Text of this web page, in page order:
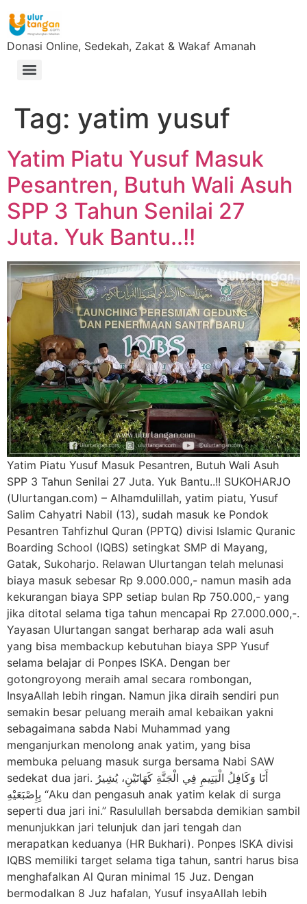
Donasi Online, Sedekah, Zakat & Wakaf Amanah
Tag: yatim yusuf
Yatim Piatu Yusuf Masuk
Pesantren, Butuh Wali Asuh
SPP 3 Tahun Senilai 27
Juta. Yuk Bantu..!!
Yatim Piatu Yusuf Masuk Pesantren, Butuh Wali Asuh
SPP 3 Tahun Senilai 27 Juta. Yuk Bantu..!! SUKOHARJO
(Ulurtangan.com) – Alhamdulillah, yatim piatu, Yusuf
Salim Cahyatri Nabil (13), sudah masuk ke Pondok
Pesantren Tahfizhul Quran (PPTQ) divisi Islamic Quranic
Boarding School (IQBS) setingkat SMP di Mayang,
Gatak, Sukoharjo. Relawan Ulurtangan telah melunasi
biaya masuk sebesar Rp 9.000.000,- namun masih ada
kekurangan biaya SPP setiap bulan Rp 750.000,- yang
jika ditotal selama tiga tahun mencapai Rp 27.000.000,-.
Yayasan Ulurtangan sangat berharap ada wali asuh
yang bisa membackup kebutuhan biaya SPP Yusuf
selama belajar di Ponpes ISKA. Dengan ber
gotongroyong meraih amal secara rombongan,
InsyaAllah lebih ringan. Namun jika diraih sendiri pun
semakin besar peluang meraih amal kebaikan yakni
sebagaimana sabda Nabi Muhammad yang
menganjurkan menolong anak yatim, yang bisa
membuka peluang masuk surga bersama Nabi SAW
sedekat dua jari. أَنَا وَكَافِلُ الْيَتِيمِ فِي الْجَنَّةِ كَهَاتَيْنِ، يُشِيرُ
بِإِصْبَعَيْهِ “Aku dan pengasuh anak yatim kelak di surga
seperti dua jari ini.” Rasulullah bersabda demikian sambil
menunjukkan jari telunjuk dan jari tengah dan
merapatkan keduanya (HR Bukhari). Ponpes ISKA divisi
IQBS memiliki target selama tiga tahun, santri harus bisa
menghafalkan Al Quran minimal 15 Juz. Dengan
bermodalkan 8 Juz hafalan, Yusuf insyaAllah lebih